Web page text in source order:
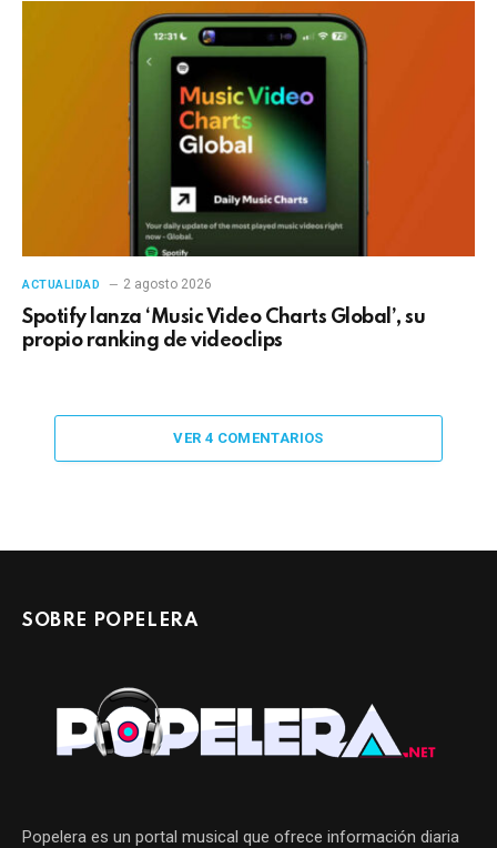
ACTUALIDAD 2 agosto 2026
Spotify lanza ‘Music Video Charts Global’, su
propio ranking de videoclips
VER 4 COMENTARIOS
SOBRE POPELERA
Popelera es un portal musical que ofrece información diaria